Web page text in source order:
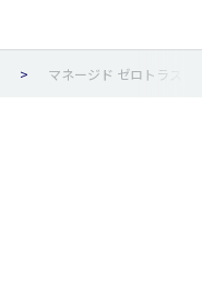
マネージド ゼロトラスト